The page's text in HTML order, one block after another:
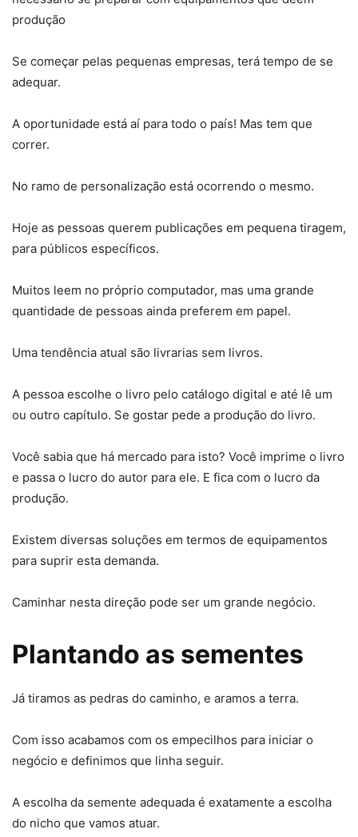
produção
Se começar pelas pequenas empresas, terá tempo de se
adequar.
A oportunidade está aí para todo o país! Mas tem que
correr.
No ramo de personalização está ocorrendo o mesmo.
Hoje as pessoas querem publicações em pequena tiragem,
para públicos específicos.
Muitos leem no próprio computador, mas uma grande
quantidade de pessoas ainda preferem em papel.
Uma tendência atual são livrarias sem livros.
A pessoa escolhe o livro pelo catálogo digital e até lê um
ou outro capítulo. Se gostar pede a produção do livro.
Você sabia que há mercado para isto? Você imprime o livro
e passa o lucro do autor para ele. E fica com o lucro da
produção.
Existem diversas soluções em termos de equipamentos
para suprir esta demanda.
Caminhar nesta direção pode ser um grande negócio.
Plantando as sementes
Já tiramos as pedras do caminho, e aramos a terra.
Com isso acabamos com os empecilhos para iniciar o
negócio e definimos que linha seguir.
A escolha da semente adequada é exatamente a escolha
do nicho que vamos atuar.